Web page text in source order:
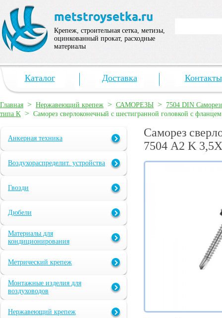
Крепеж, строительная сетка, метизы,
оцинкованный прокат, расходные
материалы
Каталог Доставка Контакты
Главная > Нержавеющий крепеж > САМОРЕЗЫ > 7504 DIN
типа K > Саморез сверлоконечный с шестигранной головкой с
Анкерная техника
Воздухораспределит. устройства
Гвозди
Дюбели
Материалы для
кондиционирования
Метрический крепеж
Монтажные изделия для
воздуховодов
Нержавеющий крепеж
Саморез
7504 А2 K